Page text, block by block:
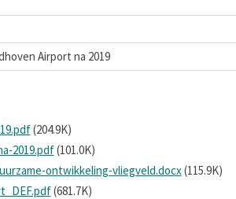
Airport na 2019
(204.9K)
2019.pdf(101.0K)
ontwikkeling-vliegveld.docx (115.9K)
(681.7K)